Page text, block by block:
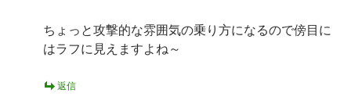
ちょっと攻撃的な雰囲気の乗り方になるので傍目に
はラフに見えますよね～
返信